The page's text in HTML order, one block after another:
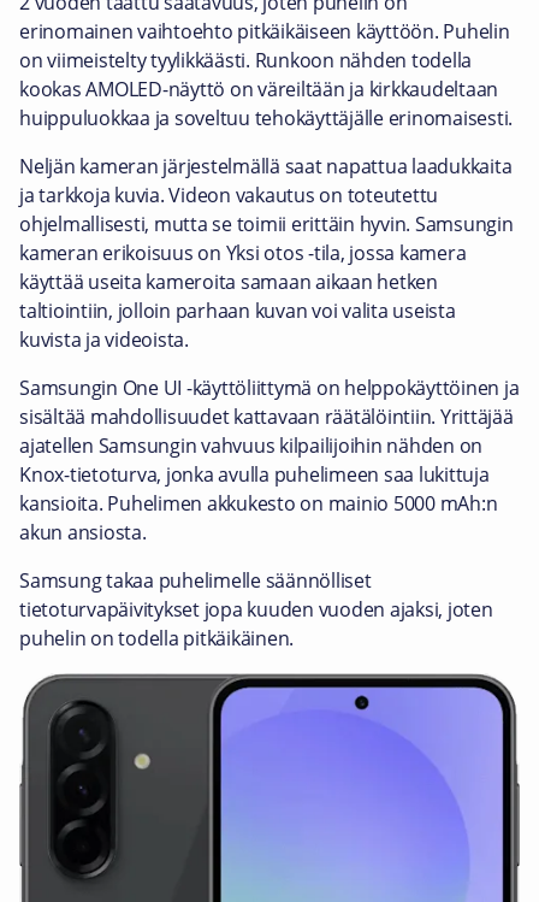
erinomainen vaihtoehto pitkäikäiseen käyttöön. Puhelin
on viimeistelty tyylikkäästi. Runkoon nähden todella
kookas AMOLED-näyttö on väreiltään ja kirkkaudeltaan
huippuluokkaa ja soveltuu tehokäyttäjälle erinomaisesti.
Neljän kameran järjestelmällä saat napattua laadukkaita
ja tarkkoja kuvia. Videon vakautus on toteutettu
ohjelmallisesti, mutta se toimii erittäin hyvin. Samsungin
kameran erikoisuus on Yksi otos -tila, jossa kamera
käyttää useita kameroita samaan aikaan hetken
taltiointiin, jolloin parhaan kuvan voi valita useista
kuvista ja videoista.
Samsungin One UI -käyttöliittymä on helppokäyttöinen ja
sisältää mahdollisuudet kattavaan räätälöintiin. Yrittäjää
ajatellen Samsungin vahvuus kilpailijoihin nähden on
Knox-tietoturva, jonka avulla puhelimeen saa lukittuja
kansioita. Puhelimen akkukesto on mainio 5000 mAh:n
akun ansiosta.
Samsung takaa puhelimelle säännölliset
tietoturvapäivitykset jopa kuuden vuoden ajaksi, joten
puhelin on todella pitkäikäinen.